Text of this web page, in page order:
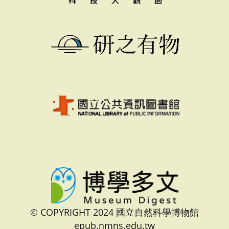
© COPYRIGHT 2024 國立自然科學博物館
epub.nmns.edu.tw